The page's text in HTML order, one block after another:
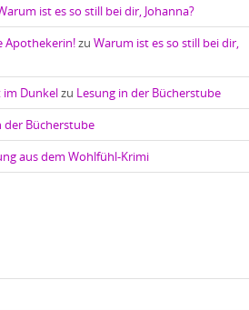
ist es so still bei dir, Johanna?
Apothekerin!zu Warum ist es so still bei dir,
im Dunkelzu Lesung in der Bücherstube
der Bücherstube
aus dem Wohlfühl-Krimi